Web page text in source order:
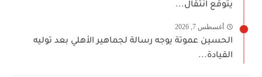
يتوقع انتقال...
أغسطس 7, 2026
الحسين عموتة يوجه رسالة لجماهير الأهلي بعد توليه
القيادة...